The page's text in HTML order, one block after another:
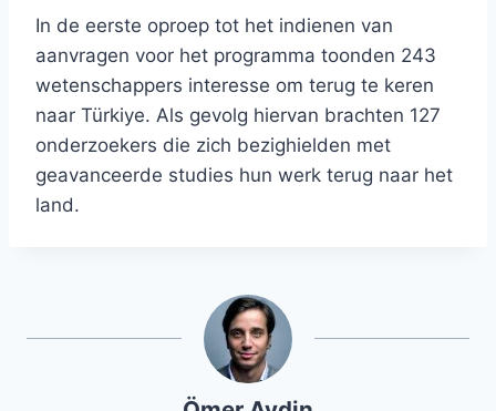
In de eerste oproep tot het indienen van
aanvragen voor het programma toonden 243
wetenschappers interesse om terug te keren
naar Türkiye. Als gevolg hiervan brachten 127
onderzoekers die zich bezighielden met
geavanceerde studies hun werk terug naar het
land.